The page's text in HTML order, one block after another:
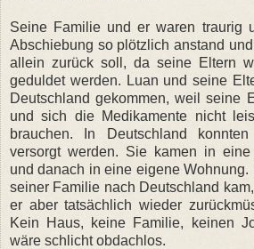
Seine Familie und er waren traurig
Abschiebung so plötzlich anstand
allein zurück soll, da seine Eltern
geduldet werden. Luan und seine
Deutschland gekommen, weil seine
und sich die Medikamente nicht
brauchen. In Deutschland
versorgt werden. Sie kamen in eine
und danach in eine eigene
seiner Familie nach Deutschland
er aber tatsächlich wieder
Kein Haus, keine Familie, keinen
wäre schlicht obdachlos.